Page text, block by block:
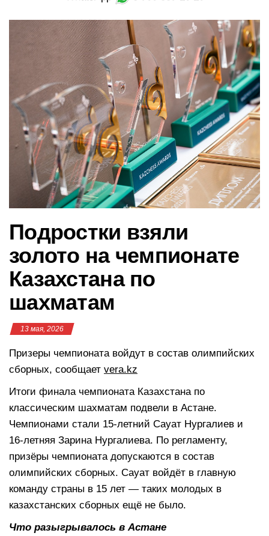
в
и
г
а
ц
и
ю
Подростки взяли
золото на чемпионате
Казахстана по
шахматам
13 мая, 2026
Призеры чемпионата войдут в состав олимпийских
сборных, сообщает vera.kz
Итоги финала чемпионата Казахстана по
классическим шахматам подвели в Астане.
Чемпионами стали 15-летний Сауат Нургалиев и
16-летняя Зарина Нургалиева. По регламенту,
призёры чемпионата допускаются в состав
олимпийских сборных. Сауат войдёт в главную
команду страны в 15 лет — таких молодых в
казахстанских сборных ещё не было.
Что разыгрывалось в Астане